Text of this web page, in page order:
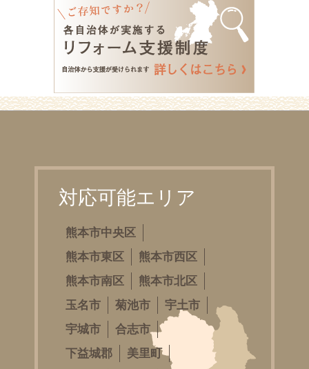
対応可能エリア
熊本市中央区
熊本市東区
熊本市西区
熊本市南区
熊本市北区
玉名市
菊池市
宇土市
宇城市
合志市
下益城郡
美里町